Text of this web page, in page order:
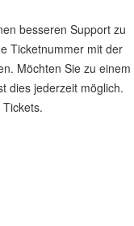
besseren Support zu
Ticketnummer mit der
Möchten Sie zu einem
dies jederzeit möglich.